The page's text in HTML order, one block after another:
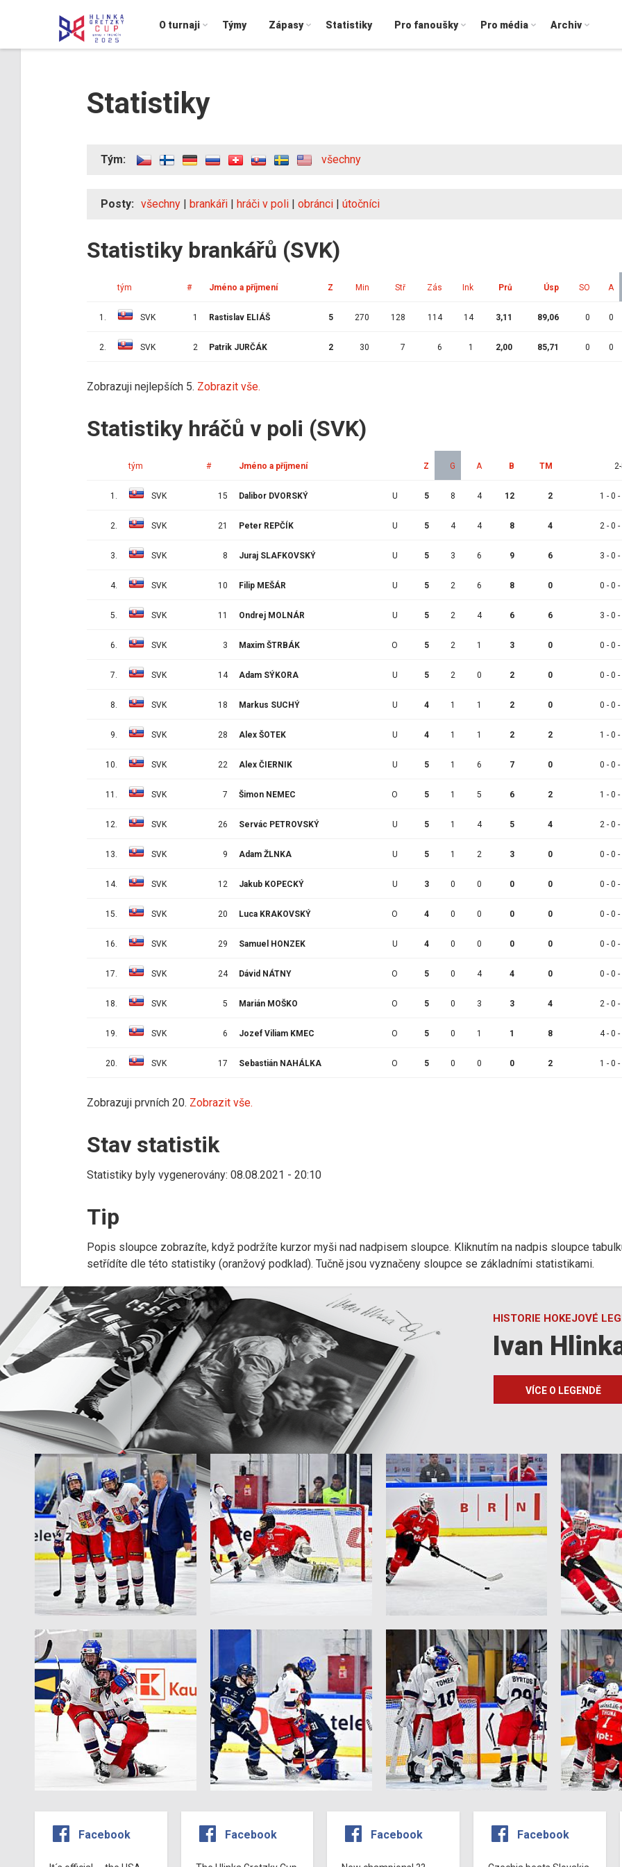
O turnaji Týmy Zápasy Statistiky Pro fanoušky Pro média Archiv
Statistiky
Tým: všechny
Posty: všechny | brankáři | hráči v poli | obránci | útočníci
Statistiky brankářů (SVK)
tým # Jméno a příjmení Z Min Stř Zás Ink Prů Úsp SO A
1. SVK 1 Rastislav ELIÁŠ 5 270 128 114 14 3,11 89,06 0 0
2. SVK 2 Patrik JURČÁK 2 30 7 6 1 2,00 85,71 0 0
Zobrazuji nejlepších 5. Zobrazit vše.
Statistiky hráčů v poli (SVK)
tým # Jméno a příjmení Z G A B TM
1. SVK 15 Dalibor DVORSKÝ U 5 8 4 12 2 1 - 0 -
2. SVK 21 Peter REPČÍK U 5 4 4 8 4 2 - 0 -
3. SVK 8 Juraj SLAFKOVSKÝ U 5 3 6 9 6 3 - 0 -
4. SVK 10 Filip MEŠÁR U 5 2 6 8 0 0 - 0 -
5. SVK 11 Ondrej MOLNÁR U 5 2 4 6 6 3 - 0 -
6. SVK 3 Maxim ŠTRBÁK O 5 2 1 3 0 0 - 0 -
7. SVK 14 Adam SÝKORA U 5 2 0 2 0 0 - 0 -
8. SVK 18 Markus SUCHÝ U 4 1 1 2 0 0 - 0 -
9. SVK 28 Alex ŠOTEK U 4 1 1 2 2 1 - 0 -
10. SVK 22 Alex ČIERNIK U 5 1 6 7 0 0 - 0 -
11. SVK 7 Šimon NEMEC O 5 1 5 6 2 1 - 0 -
12. SVK 26 Servác PETROVSKÝ U 5 1 4 5 4 2 - 0 -
13. SVK 9 Adam ŽLNKA U 5 1 2 3 0 0 - 0 -
14. SVK 12 Jakub KOPECKÝ U 3 0 0 0 0 0 - 0 -
15. SVK 20 Luca KRAKOVSKÝ O 4 0 0 0 0 0 - 0 -
16. SVK 29 Samuel HONZEK U 4 0 0 0 0 0 - 0 -
17. SVK 24 Dávid NÁTNY O 5 0 4 4 0 0 - 0 -
18. SVK 5 Marián MOŠKO O 5 0 3 3 4 2 - 0 -
19. SVK 6 Jozef Viliam KMEC O 5 0 1 1 8 4 - 0 -
20. SVK 17 Sebastián NAHÁLKA O 5 0 0 0 2 1 - 0 -
Zobrazuji prvních 20. Zobrazit vše.
Stav statistik
Statistiky byly vygenerovány: 08.08.2021 - 20:10
Tip
Popis sloupce zobrazíte, když podržíte kurzor myši nad nadpisem sloupce. Kliknutím na nadpis sloupce
setřídíte dle této statistiky (oranžový podklad). Tučně jsou vyznačeny sloupce se základními statistikami.
HISTORIE HOKEJOVÉ
Ivan
VÍCE O LEGENDĚ
Facebook Facebook Facebook Facebook